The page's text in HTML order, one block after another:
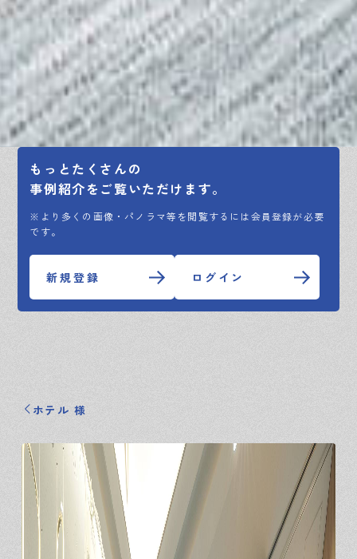
もっとたくさんの
事例紹介をご覧いただけます。
※より多くの画像・パノラマ等を閲覧するには会員登録が必要
です。
新規登録 ログイン
ホテル 様